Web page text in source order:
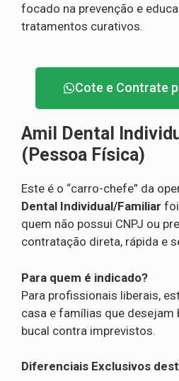
focado na prevenção e
tratamentos curativos.
Cote e Contrate
Amil Dental
(Pessoa Física)
Este é o “carro-chefe” da
Dental Individual/Familiar
quem não possui CNPJ ou
contratação direta, rápida e
Para quem é indicado?
Para profissionais liberais,
casa e famílias que desejam
bucal contra imprevistos.
Diferenciais Exclusivos